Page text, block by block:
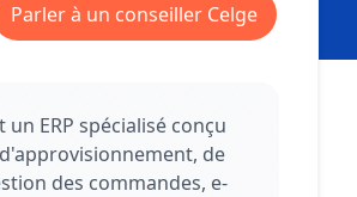
Parler à un conseiller Celge
ERP spécialisé conçu
de
des commandes, e-